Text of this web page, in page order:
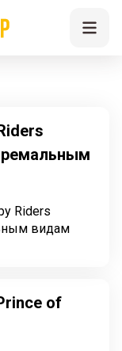
Riders
видам
of